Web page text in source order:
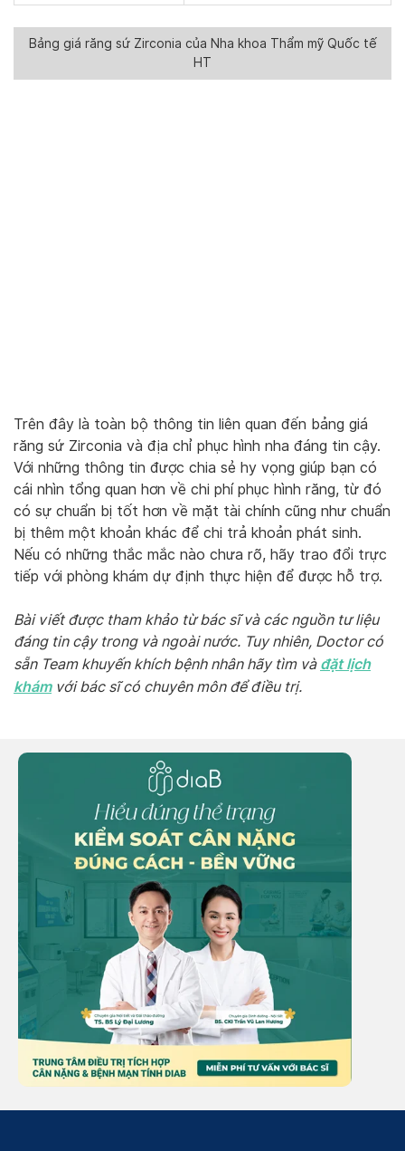
Bảng giá răng sứ Zirconia của Nha khoa Thẩm mỹ Quốc tế
HT
Trên đây là toàn bộ thông tin liên quan đến bảng giá
răng sứ Zirconia và địa chỉ phục hình nha đáng tin cậy.
Với những thông tin được chia sẻ hy vọng giúp bạn có
cái nhìn tổng quan hơn về chi phí phục hình răng, từ đó
có sự chuẩn bị tốt hơn về mặt tài chính cũng như chuẩn
bị thêm một khoản khác để chi trả khoản phát sinh.
Nếu có những thắc mắc nào chưa rõ, hãy trao đổi trực
tiếp với phòng khám dự định thực hiện để được hỗ trợ.
Bài viết được tham khảo từ bác sĩ và các nguồn tư liệu
đáng tin cậy trong và ngoài nước. Tuy nhiên, Doctor có
sẵn Team khuyến khích bệnh nhân hãy tìm và đặt lịch
khámvới bác sĩ có chuyên môn để điều trị.